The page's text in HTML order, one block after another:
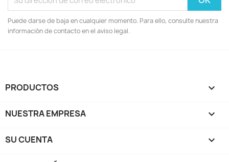
Puede darse de baja en cualquier momento. Para ello, consulte nuestra
información de contacto en el aviso legal.
PRODUCTOS 
NUESTRA EMPRESA 
SU CUENTA 